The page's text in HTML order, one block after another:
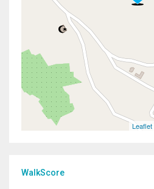
Leaflet
WalkScore